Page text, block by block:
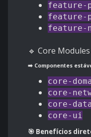
feature-
🔹 Core Modules
➡️ Componentes
core-
core-
core-
core-ui
🎯 Benefícios